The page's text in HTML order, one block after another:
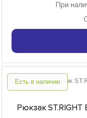
При
Есть в наличии
Рюкзак ST.RIGHT